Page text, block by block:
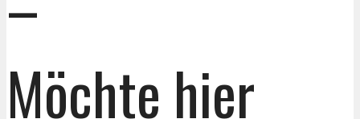
Möchte hier